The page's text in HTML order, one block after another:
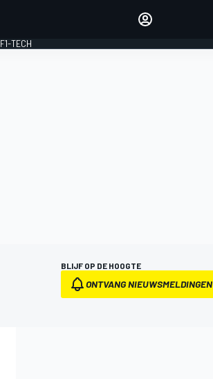
F1-TECH
BLIJF OP DE HOOGTE
ONTVANG NIEUWSMELDINGEN